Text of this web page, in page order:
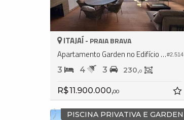
#2.514
ITAJAÍ - PRAIA BRAVA
Apartamento Garden no Edifício Sunrise Praia Brava
3 4 3 230,0
R$ 11.900.000,00
PISCINA PRIVATIVA E GARDEN